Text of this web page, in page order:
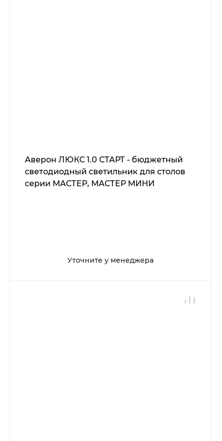
Аверон ЛЮКС 1.0 СТАРТ - бюджетный
светодиодный светильник для столов
серии МАСТЕР, МАСТЕР МИНИ
Уточните у менеджера